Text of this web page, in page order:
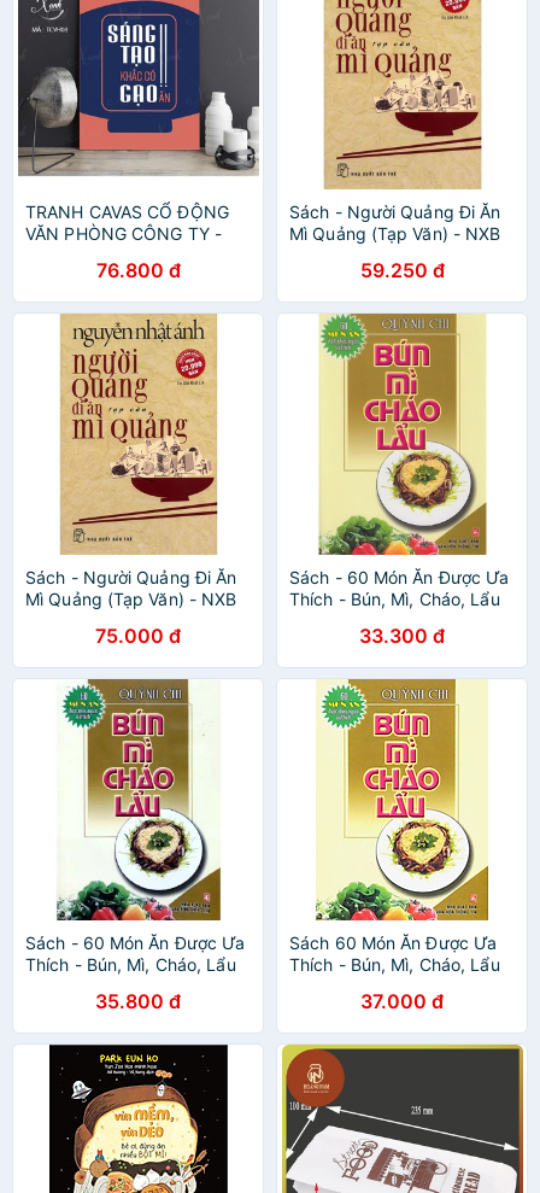
TRANH CAVAS CỔ ĐỘNG
VĂN PHÒNG CÔNG TY -
76.800 đ
Sách - Người Quảng Đi Ăn
Mì Quảng (Tạp Văn) - NXB
59.250 đ
Sách - Người Quảng Đi Ăn
Mì Quảng (Tạp Văn) - NXB
75.000 đ
Sách - 60 Món Ăn Được Ưa
Thích - Bún, Mì, Cháo, Lẩu
33.300 đ
Sách - 60 Món Ăn Được Ưa
Thích - Bún, Mì, Cháo, Lẩu
35.800 đ
Sách 60 Món Ăn Được Ưa
Thích - Bún, Mì, Cháo, Lẩu
37.000 đ